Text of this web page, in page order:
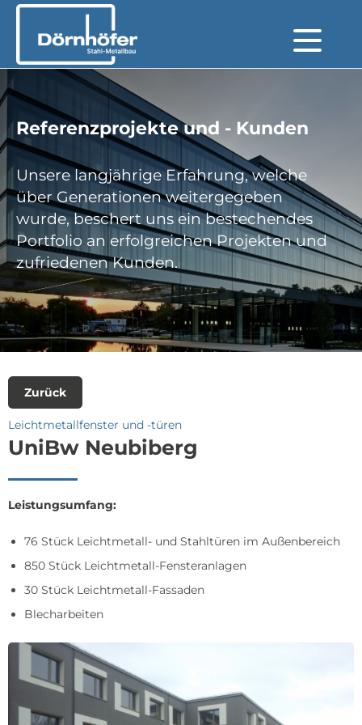
Referenzprojekte und - Kunden
Unsere langjährige Erfahrung, welche
über Generationen weitergegeben
wurde, beschert uns ein bestechendes
Portfolio an erfolgreichen Projekten und
zufriedenen Kunden.
Zurück
Leichtmetallfenster und -türen
UniBw Neubiberg
Leistungsumfang:
76 Stück Leichtmetall- und Stahltüren im Außenbereich
850 Stück Leichtmetall-Fensteranlagen
30 Stück Leichtmetall-Fassaden
Blecharbeiten